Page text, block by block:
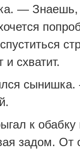
— Знаешь,
и схватит.
к
задом. От